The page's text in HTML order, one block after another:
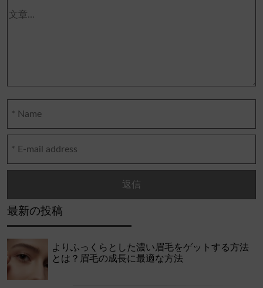
最新の投稿
よりふっくらとした濃い眉毛をゲットする方法
とは？眉毛の成長に最適な方法